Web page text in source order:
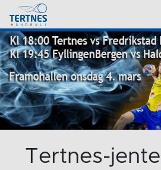
Tertnes-